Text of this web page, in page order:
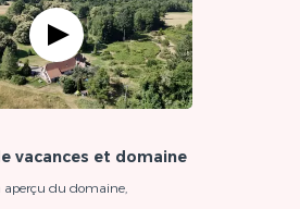
vacances et domaine
aperçu du domaine,